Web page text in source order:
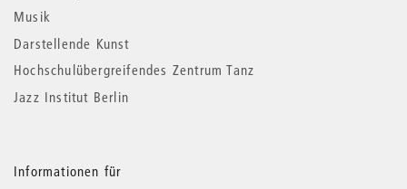
Musik
Darstellende Kunst
Hochschulübergreifendes Zentrum Tanz
Jazz Institut Berlin
Informationen für